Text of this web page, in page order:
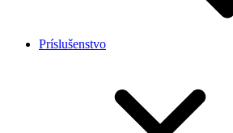
Príslušenstvo